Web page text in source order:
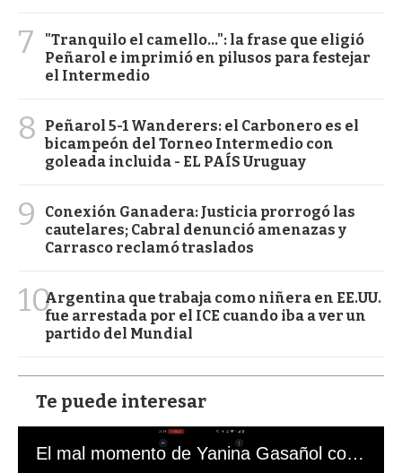
7
"Tranquilo el camello...": la frase que eligió
Peñarol e imprimió en pilusos para festejar
el Intermedio
8
Peñarol 5-1 Wanderers: el Carbonero es el
bicampeón del Torneo Intermedio con
goleada incluida - EL PAÍS Uruguay
9
Conexión Ganadera: Justicia prorrogó las
cautelares; Cabral denunció amenazas y
Carrasco reclamó traslados
10Argentina que trabaja como niñera en EE.UU.
fue arrestada por el ICE cuando iba a ver un
partido del Mundial
Te puede interesar
El mal momento de Yanina Gasañol con un hincha argentino en "Subrayado"